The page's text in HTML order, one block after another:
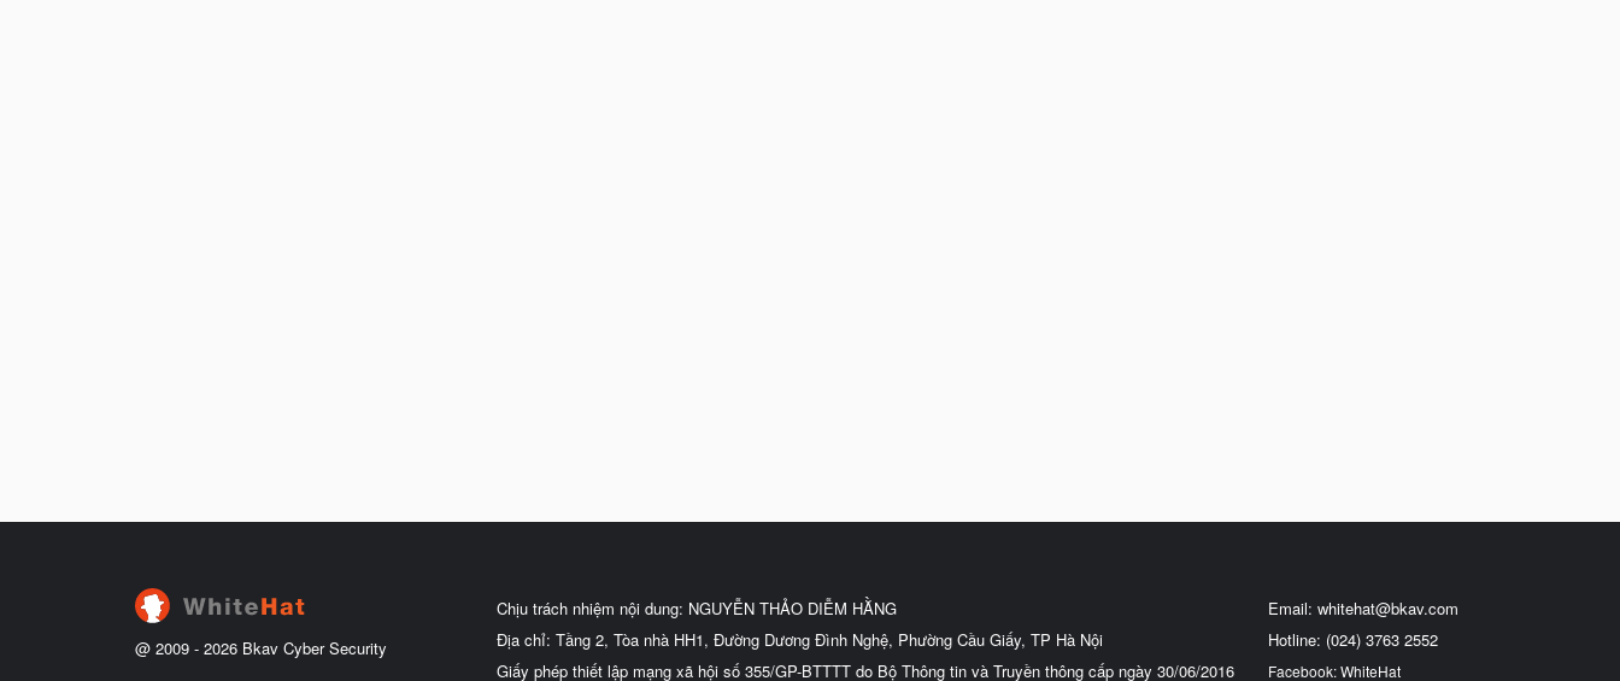
@ 2009 - 2026 Bkav Cyber Security
Chịu trách nhiệm nội dung: NGUYỄN THẢO DIỄM HẰNG
Địa chỉ: Tầng 2, Tòa nhà HH1, Đường Dương Đình Nghệ, Phường Cầu Giấy, TP Hà Nội
Giấy phép thiết lập mạng xã hội số 355/GP-BTTTT do Bộ Thông tin và Truyền thông cấp ngày 30/06/2016
Email: whitehat@bkav.com
Hotline: (024) 3763 2552
Facebook: WhiteHat